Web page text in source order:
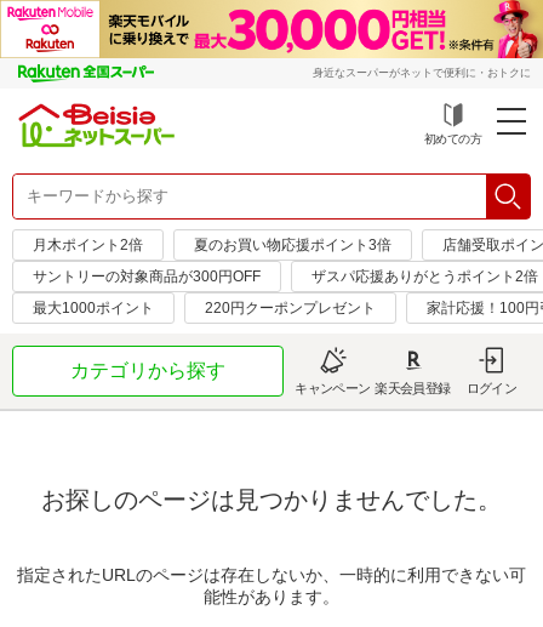
身近なスーパーがネットで便利に・おトクに
初めての方
月木ポイント2倍 夏のお買い物応援ポイント3倍
店舗受取ポイ
サントリーの対象商品が300円OFF
ザスパ応援ありがとうポイント2倍
最大1000ポイント
220円クーポンプレゼント 家計応援！100
カテゴリから探す
キャンペーン 楽天会員登録 ログイン
お探しのページは見つかりませんでした。
指定されたURLのページは存在しないか、一時的に利用できない可
能性があります。